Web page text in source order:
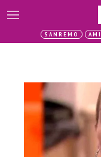
SANREMO